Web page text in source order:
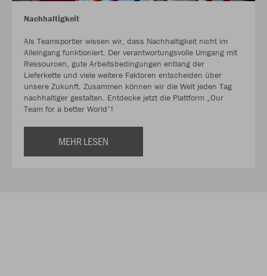
Nachhaltigkeit
Als Teamsportler wissen wir, dass Nachhaltigkeit nicht im
Alleingang funktioniert. Der verantwortungsvolle Umgang mit
Ressourcen, gute Arbeitsbedingungen entlang der
Lieferkette und viele weitere Faktoren entscheiden über
unsere Zukunft. Zusammen können wir die Welt jeden Tag
nachhaltiger gestalten. Entdecke jetzt die Plattform „Our
Team for a better World“!
MEHR LESEN